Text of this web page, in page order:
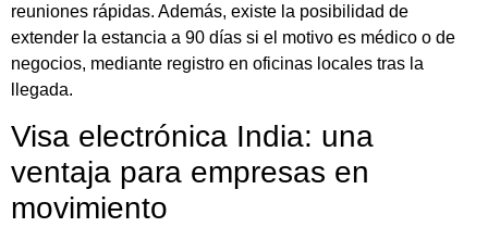
reuniones rápidas. Además, existe la posibilidad de
extender la estancia a 90 días si el motivo es médico o de
negocios, mediante registro en oficinas locales tras la
llegada.
Visa electrónica India: una
ventaja para empresas en
movimiento